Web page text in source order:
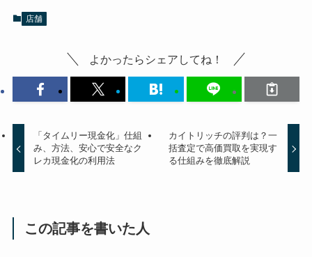
店舗
よかったらシェアしてね！
「タイムリー現金化」仕組
み、方法、安心で安全なク
レカ現金化の利用法
カイトリッチの評判は？一
括査定で高価買取を実現す
る仕組みを徹底解説
この記事を書いた人